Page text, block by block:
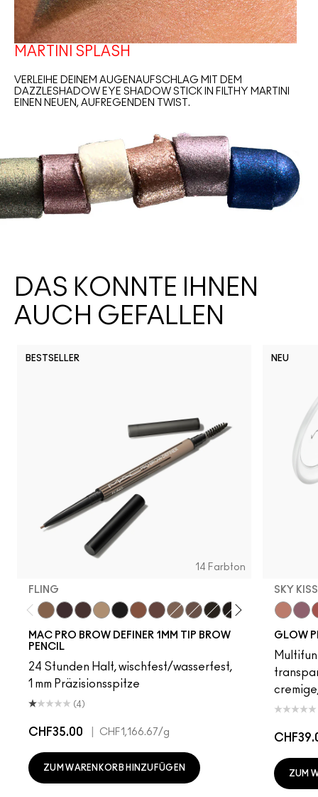
MARTINI SPLASH
VERLEIHE DEINEM AUGENAUFSCHLAG MIT DEM
DAZZLESHADOW EYE SHADOW STICK IN FILTHY MARTINI
EINEN NEUEN, AUFREGENDEN TWIST.
DAS KÖNNTE IHNEN
AUCH GEFALLEN
BESTSELLER
14 Farbton
FLING
MAC PRO BROW DEFINER 1MM TIP BROW
PENCIL
24 Stunden Halt, wischfest/wasserfest,
1 mm Präzisionsspitze
(4)
CHF35.00 CHF1,166.67/g
ZUM WARENKORB HINZUFÜGEN
NEU
SKY
GLOW
ZUM